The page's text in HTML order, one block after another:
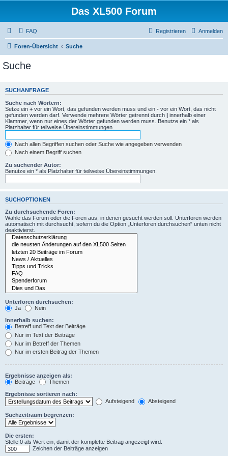
Das XL500 Forum
FAQ Anmelden
Registrieren
Foren-Übersicht Suche
Suche
SUCHANFRAGE
Suche nach Wörtern:
Setze ein + vor ein Wort, das gefunden werden muss und ein - vor ein Wort, das nicht
gefunden werden darf. Verwende mehrere Wörter getrennt durch | innerhalb einer
Klammer, wenn nur eines der Wörter gefunden werden muss. Benutze ein * als
Platzhalter für teilweise Übereinstimmungen.
Nach allen Begriffen suchen oder Suche wie angegeben verwenden
Nach einem Begriff suchen
Zu suchender Autor:
Benutze ein * als Platzhalter für teilweise Übereinstimmungen.
SUCHOPTIONEN
Zu durchsuchende Foren:
Wähle das Forum oder die Foren aus, in denen gesucht werden soll. Unterforen werden
automatisch mit durchsucht, sofern du die Option „Unterforen durchsuchen“ unten nicht
deaktivierst.
Unterforen durchsuchen:
Ja
Nein
Innerhalb suchen:
Betreff und Text der Beiträge
Nur im Text der Beiträge
Nur im Betreff der Themen
Nur im ersten Beitrag der Themen
Ergebnisse anzeigen als:
Beiträge
Themen
Ergebnisse sortieren nach:
Aufsteigend
Absteigend
Suchzeitraum begrenzen:
Die ersten:
Stelle 0 als Wert ein, damit der komplette Beitrag angezeigt wird.
Zeichen der Beiträge anzeigen